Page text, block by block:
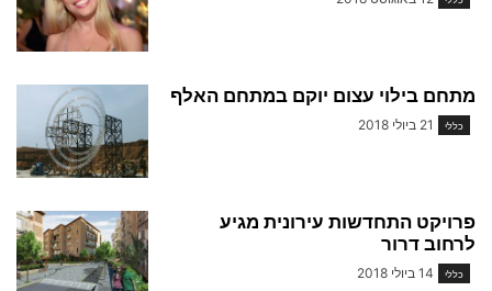
מתחם בילוי עצום יוקם במתחם האלף
כללי 21 ביולי 2018
פרויקט התחדשות עירונית מגיע
לרחוב דרור
כללי 14 ביולי 2018